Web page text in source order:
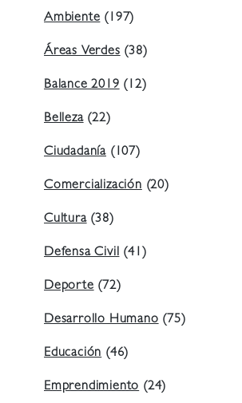
Ambiente (197)
Áreas Verdes (38)
Balance 2019 (12)
Belleza(22)
Ciudadanía (107)
Comercialización (20)
Cultura(38)
Defensa Civil (41)
Deporte (72)
Desarrollo Humano (75)
Educación (46)
Emprendimiento (24)